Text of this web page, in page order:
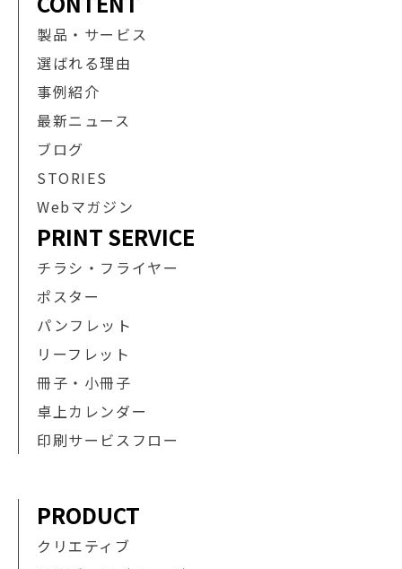
製品・サービス
選ばれる理由
事例紹介
最新ニュース
ブログ
STORIES
Webマガジン
PRINT SERVICE
チラシ・フライヤー
ポスター
パンフレット
リーフレット
冊子・小冊子
卓上カレンダー
印刷サービスフロー
PRODUCT
クリエティブ